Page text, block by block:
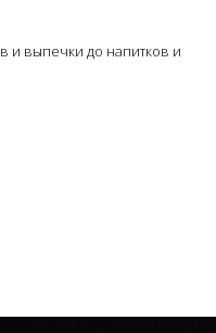
и выпечки до напитков и